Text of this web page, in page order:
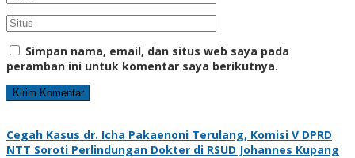
Simpan nama, email, dan situs web saya pada
peramban ini untuk komentar saya berikutnya.
Cegah Kasus dr. Icha Pakaenoni Terulang, Komisi V DPRD
NTT Soroti Perlindungan Dokter di RSUD Johannes Kupang